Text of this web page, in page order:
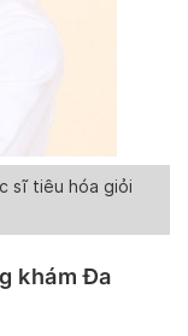
sĩ tiêu hóa giỏi
khám Đa